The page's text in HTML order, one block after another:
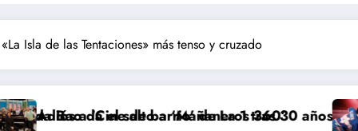
Isla de las Tentaciones» más tenso y cruzado
‘Mañaneros 360’
de La 1 tras 30 años: RTVE cambia su gran
‘Más que rivales’